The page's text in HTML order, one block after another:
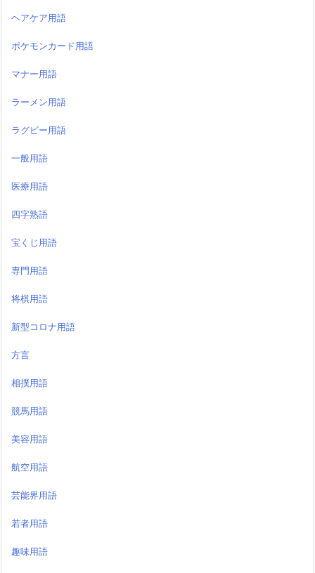
ヘアケア用語
ポケモンカード用語
マナー用語
ラーメン用語
ラグビー用語
一般用語
医療用語
四字熟語
宝くじ用語
専門用語
将棋用語
新型コロナ用語
方言
相撲用語
競馬用語
美容用語
航空用語
芸能界用語
若者用語
趣味用語